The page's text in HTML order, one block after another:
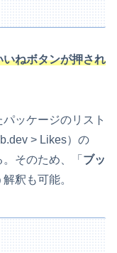
ねボタンが押され
ッケージのリスト
> Likes）の
そのため、「 ブッ
解釈も可能。